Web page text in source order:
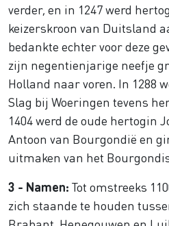
verder, en in 1247 werd
keizerskroon van Duitsland
bedankte echter voor deze
zijn negentienjarige neefje
Holland naar voren. In 1288
Slag bij Woeringen tevens
1404 werd de oude hertogin
Antoon van Bourgondië en
uitmaken van het
3 - Namen: Tot omstreeks
zich staande te houden